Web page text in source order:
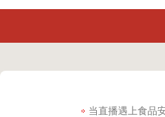
当直播遇上食品